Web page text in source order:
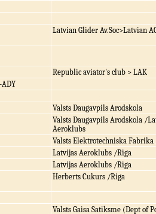
Latvian Glider Av.Soc>Latvian
Republic aviator's club > LAK
ADY
Valsts Daugavpils Arodskola
Valsts Daugavpils Arodskola /
Aeroklubs
Valsts Elektrotechniska Fabrika
Latvijas Aeroklubs /Riga
Latvijas Aeroklubs /Riga
Herberts Cukurs /Riga
Valsts Gaisa Satiksme (Dept of